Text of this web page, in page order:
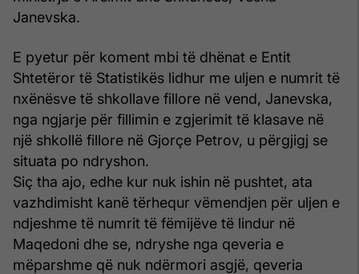
Janevska.
E pyetur për koment mbi të dhënat e Entit
Shtetëror të Statistikës lidhur me uljen e numrit të
nxënësve të shkollave fillore në vend, Janevska,
nga ngjarje për fillimin e zgjerimit të klasave në
një shkollë fillore në Gjorçe Petrov, u përgjigj se
situata po ndryshon.
Siç tha ajo, edhe kur nuk ishin në pushtet, ata
vazhdimisht kanë tërhequr vëmendjen për uljen e
ndjeshme të numrit të fëmijëve të lindur në
Maqedoni dhe se, ndryshe nga qeveria e
mëparshme që nuk ndërmori asgjë, qeveria